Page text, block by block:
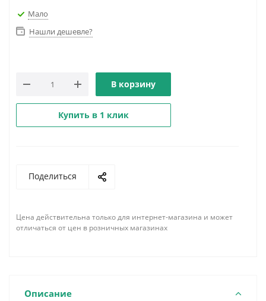
Мало
Нашли дешевле?
В корзину
Купить в 1 клик
Поделиться
Цена действительна только для интернет-магазина и может
отличаться от цен в розничных магазинах
Описание